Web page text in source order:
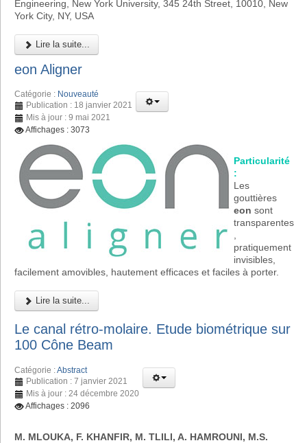
Engineering, New York University, 345 24th Street, 10010, New
York City, NY, USA
Lire la suite...
eon Aligner
Catégorie : Nouveauté
Publication : 18 janvier 2021
Mis à jour : 9 mai 2021
Affichages : 3073
Particularité
:
Les
gouttières
eon sont
transparentes
,
pratiquement
invisibles,
facilement amovibles, hautement efficaces et faciles à porter.
Lire la suite...
Le canal rétro-molaire. Etude biométrique sur
100 Cône Beam
Catégorie :Abstract
Publication : 7 janvier 2021
Mis à jour : 24 décembre 2020
Affichages : 2096
M. MLOUKA, F. KHANFIR, M. TLILI, A. HAMROUNI, M.S.